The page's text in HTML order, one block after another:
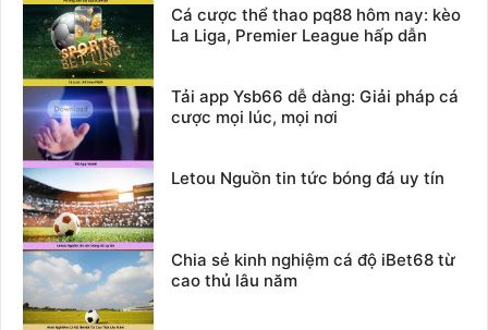
Cá cược thể thao pq88 hôm nay: kèo
La Liga, Premier League hấp dẫn
Tải app Ysb66 dễ dàng: Giải pháp cá
cược mọi lúc, mọi nơi
Letou Nguồn tin tức bóng đá uy tín
Chia sẻ kinh nghiệm cá độ iBet68 từ
cao thủ lâu năm